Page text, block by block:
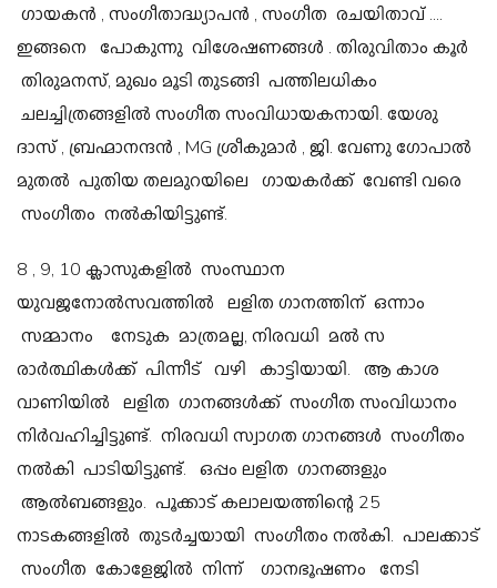
ഗായകൻ , സംഗീതാദ്ധ്യാപൻ , സംഗീത രചയിതാവ് ....
ഇങ്ങനെ പോകുന്നു വിശേഷണങ്ങൾ . തിരുവിതാം കൂർ
തിരുമനസ്, മുഖം മൂടി തുടങ്ങി പത്തിലധികം
ചലച്ചിത്രങ്ങളിൽ സംഗീത സംവിധായകനായി. യേശു
ദാസ് , ബ്രഹ്മാനന്ദൻ , MG ശ്രീകുമാർ , ജി. വേണു ഗോപാൽ
മുതൽ പുതിയ തലമുറയിലെ ഗായകർക്ക് വേണ്ടി വരെ
സംഗീതം നൽകിയിട്ടുണ്ട്.
8 , 9, 10 ക്ലാസുകളിൽ സംസ്ഥാന
യുവജനോൽസവത്തിൽ ലളിത ഗാനത്തിന് ഒന്നാം
സമ്മാനം നേടുക മാത്രമല്ല, നിരവധി മൽ സ
രാർത്ഥികൾക്ക് പിന്നീട് വഴി കാട്ടിയായി. ആ കാശ
വാണിയിൽ ലളിത ഗാനങ്ങൾക്ക് സംഗീത സംവിധാനം
നിർവഹിച്ചിട്ടുണ്ട്. നിരവധി സ്വാഗത ഗാനങ്ങൾ സംഗീതം
നൽകി പാടിയിട്ടുണ്ട്. ഒപ്പം ലളിത ഗാനങ്ങളും
ആൽബങ്ങളും. പൂക്കാട് കലാലയത്തിന്റെ 25
നാടകങ്ങളിൽ തുടർച്ചയായി സംഗീതം നൽകി. പാലക്കാട്
സംഗീത കോളേജിൽ നിന്ന് ഗാനഭൂഷണം നേടി